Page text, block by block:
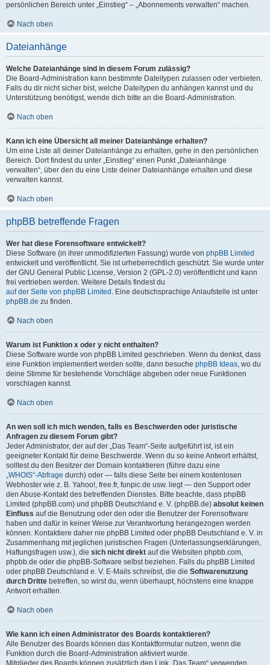
persönlichen Bereich unter „Einstieg“ – „Abonnements verwalten“ machen.
Nach oben
Dateianhänge
Welche Dateianhänge sind in diesem Forum zulässig?
Die Board-Administration kann bestimmte Dateitypen zulassen oder verbieten.
Falls du dir nicht sicher bist, welche Dateitypen du anhängen kannst und du
Unterstützung benötigst, wende dich bitte an die Board-Administration.
Nach oben
Kann ich eine Übersicht all meiner Dateianhänge erhalten?
Um eine Liste all deiner Dateianhänge zu erhalten, gehe in den persönlichen
Bereich. Dort findest du unter „Einstieg“ einen Punkt „Dateianhänge
verwalten“, über den du eine Liste deiner Dateianhänge erhalten und diese
verwalten kannst.
Nach oben
phpBB betreffende Fragen
Wer hat diese Forensoftware entwickelt?
Diese Software (in ihrer unmodifizierten Fassung) wurde von phpBB Limited
entwickelt und veröffentlicht. Sie ist urheberrechtlich geschützt. Sie wurde unter
der GNU General Public License, Version 2 (GPL-2.0) veröffentlicht und kann
frei vertrieben werden. Weitere Details findest du
auf der Seite von phpBB Limited . Eine deutschsprachige Anlaufstelle ist unter
phpBB.de zu finden.
Nach oben
Warum ist Funktion x oder y nicht enthalten?
Diese Software wurde von phpBB Limited geschrieben. Wenn du denkst, dass
eine Funktion implementiert werden sollte, dann besuche phpBB Ideas, wo du
deine Stimme für bestehende Vorschläge abgeben oder neue Funktionen
vorschlagen kannst.
Nach oben
An wen soll ich mich wenden, falls es Beschwerden oder juristische
Anfragen zu diesem Forum gibt?
Jeder Administrator, der auf der „Das Team“-Seite aufgeführt ist, ist ein
geeigneter Kontakt für deine Beschwerde. Wenn du so keine Antwort erhältst,
solltest du den Besitzer der Domain kontaktieren (führe dazu eine
„WHOIS“-Abfrage durch) oder — falls diese Seite bei einem kostenlosen
Webhoster wie z. B. Yahoo!, free.fr, funpic.de usw. liegt — den Support oder
den Abuse-Kontakt des betreffenden Dienstes. Bitte beachte, dass phpBB
Limited (phpBB.com) und phpBB Deutschland e. V. (phpBB.de) absolut keinen
Einfluss auf die Benutzung oder den oder die Benutzer der Forensoftware
haben und dafür in keiner Weise zur Verantwortung herangezogen werden
können. Kontaktiere daher nie phpBB Limited oder phpBB Deutschland e. V. in
Zusammenhang mit jeglichen juristischen Fragen (Unterlassungserklärungen,
Haftungsfragen usw.), die sich nicht direkt auf die Websiten phpbb.com,
phpbb.de oder die phpBB-Software selbst beziehen. Falls du phpBB Limited
oder phpBB Deutschland e. V. E-Mails schreibst, die die Softwarenutzung
durch Dritte betreffen, so wirst du, wenn überhaupt, höchstens eine knappe
Antwort erhalten.
Nach oben
Wie kann ich einen Administrator des Boards kontaktieren?
Alle Benutzer des Boards können das Kontaktformular nutzen, wenn die
Funktion durch die Board-Administration aktiviert wurde.
Mitglieder des Boards können zusätzlich den Link „Das Team“ verwenden.